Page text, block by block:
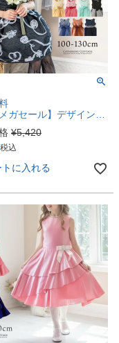
デザイン・色柄・カラバリ豊富！ プチプラキッズドレスTAK
¥5,420
税込
トに入れる